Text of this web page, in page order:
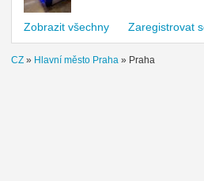
Zobrazit všechny Zaregistrovat
CZ » Hlavní město Praha » Praha